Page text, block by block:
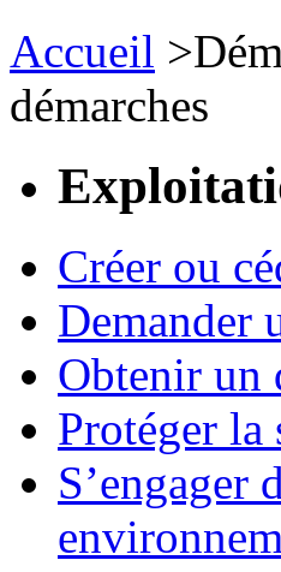
Accueil >
démarches
Créer ou
Demander
Obtenir un
Protéger la
S’engager